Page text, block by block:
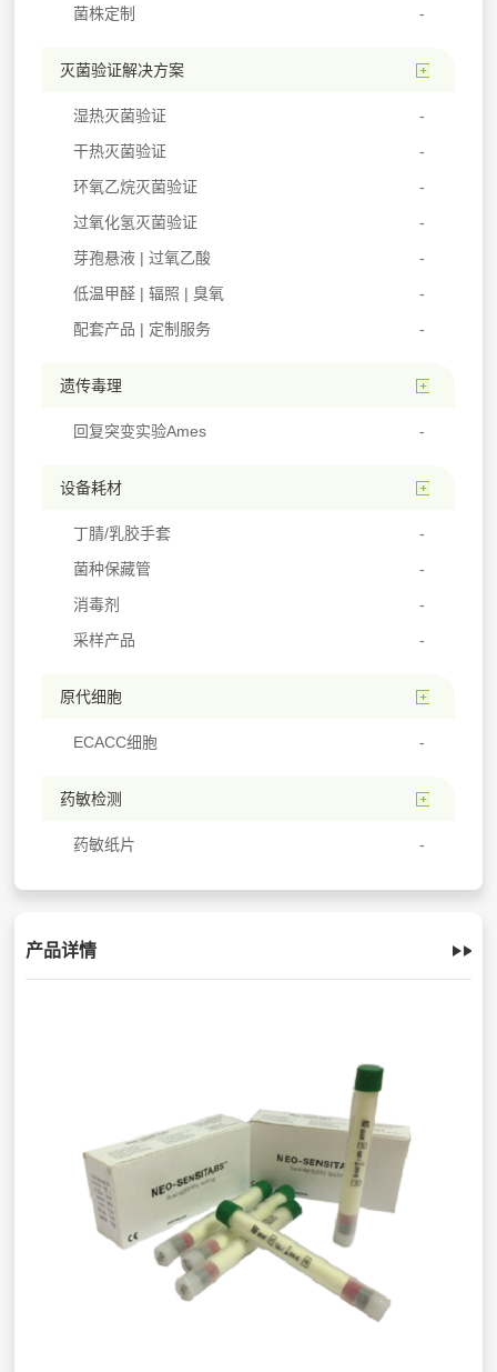
菌株定制
灭菌验证解决方案
湿热灭菌验证
干热灭菌验证
环氧乙烷灭菌验证
过氧化氢灭菌验证
芽孢悬液 | 过氧乙酸
低温甲醛 | 辐照 | 臭氧
配套产品 | 定制服务
遗传毒理
回复突变实验Ames
设备耗材
丁腈/乳胶手套
菌种保藏管
消毒剂
采样产品
原代细胞
ECACC细胞
药敏检测
药敏纸片
产品详情